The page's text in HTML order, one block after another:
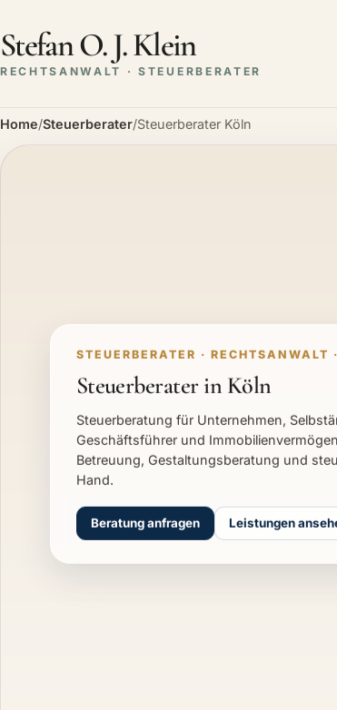
Stefan O. J. Klein
RECHTSANWALT · STEUERBERATER
Home/Steuerberater/Steuerberater Köln
STEUERBERATER · RECHTSANWALT
Steuerberater in Köln
Steuerberatung für Unternehmen,
Geschäftsführer und
Betreuung, Gestaltungsberatung und
Hand.
Beratung anfragen Leistungen